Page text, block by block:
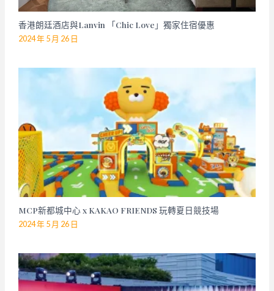
香港朗廷酒店與Lanvin 「Chic Love」獨家住宿優惠
2024 年 5 月 26 日
MCP新都城中心 x KAKAO FRIENDS 玩轉夏日競技場
2024 年 5 月 26 日